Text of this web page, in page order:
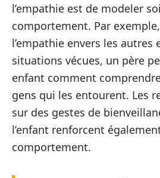
l’empathie est de modeler
comportement. Par
l’empathie envers les autres
situations vécues, un père
enfant comment
gens qui les entourent. Les
sur des gestes de
l’enfant renforcent
comportement.